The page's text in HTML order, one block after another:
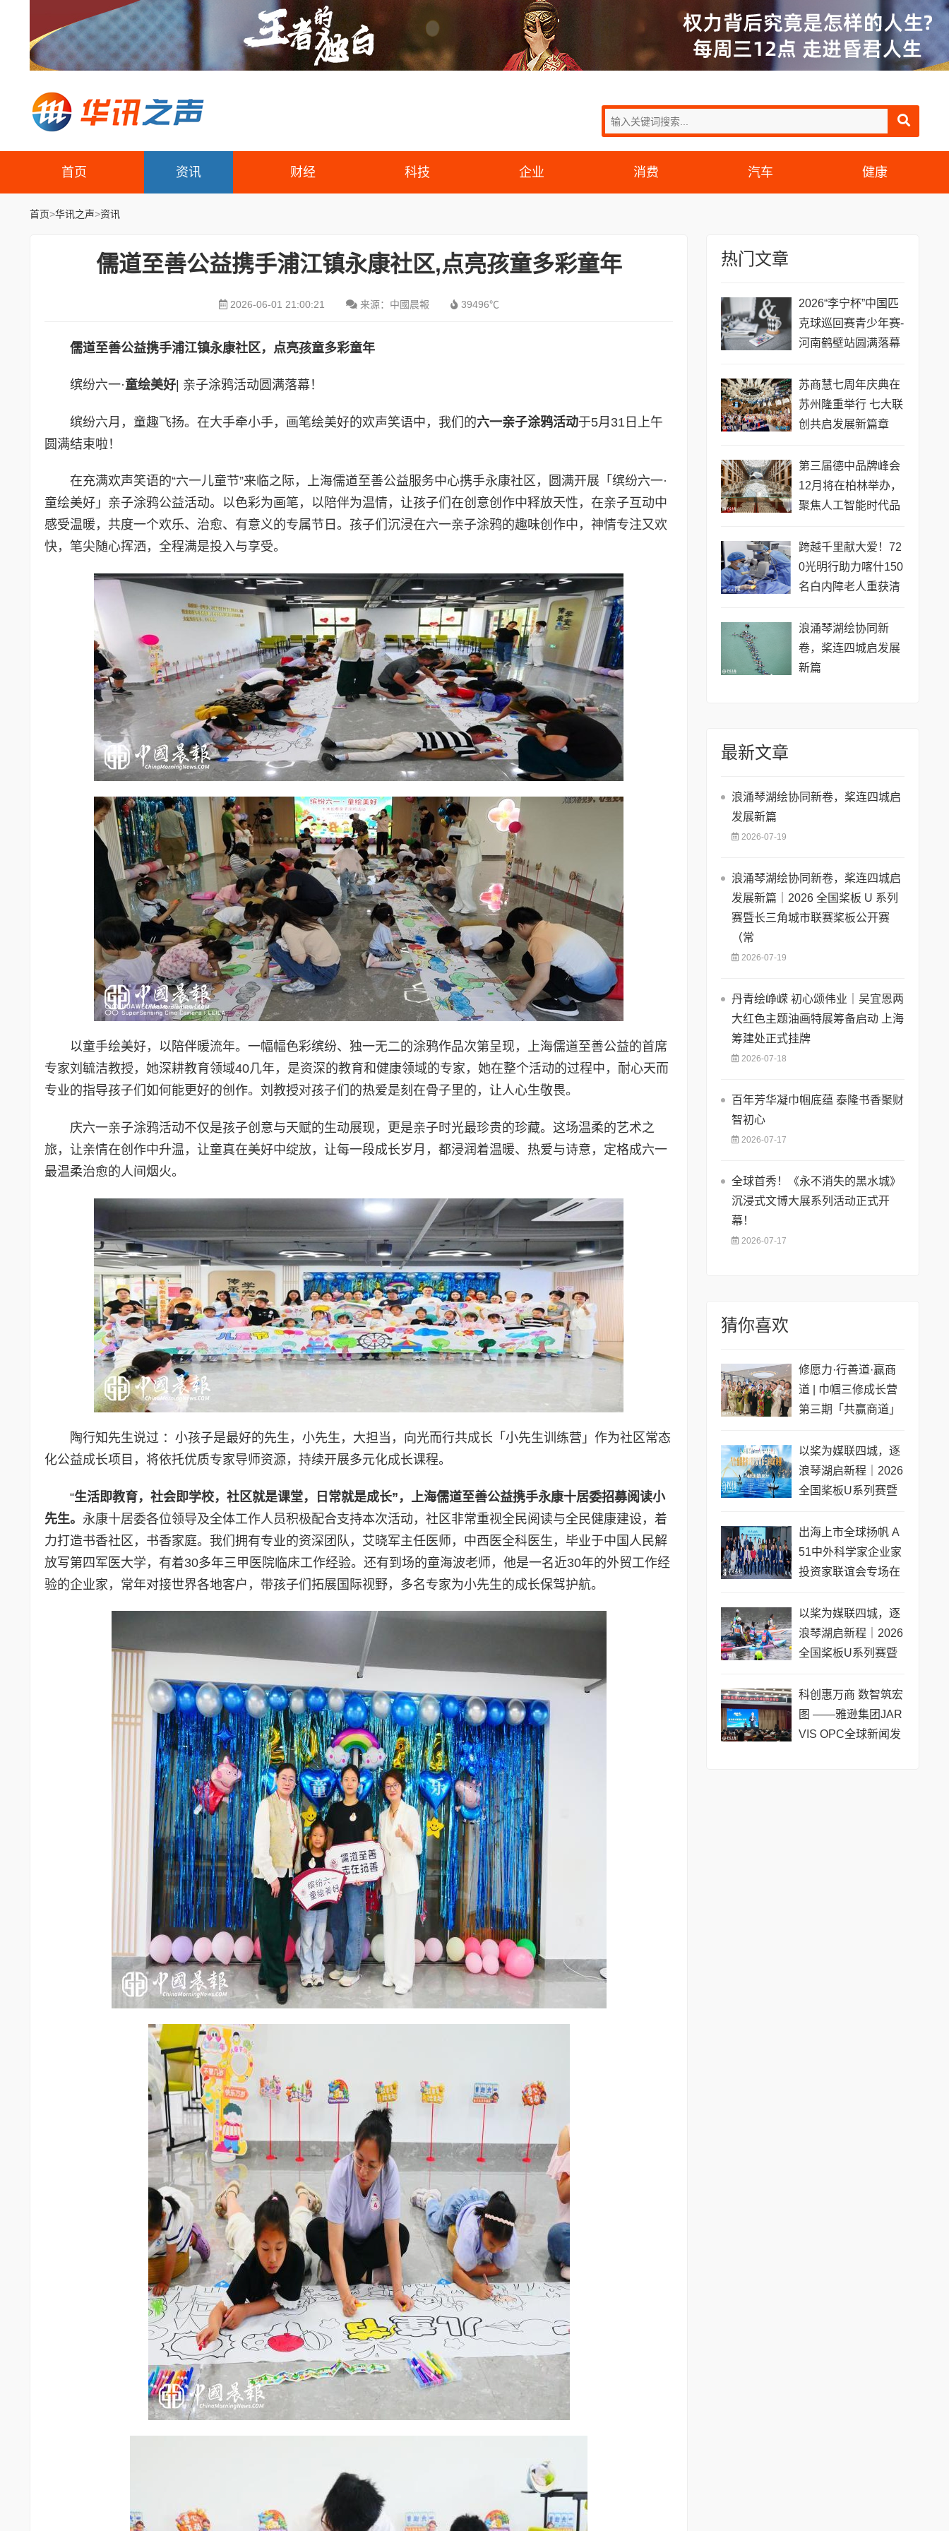
首页 资讯 财经 科技 企业 消费 汽车 健康
首页>华讯之声>资讯
儒道至善公益携手浦江镇永康社区,点亮孩童多彩童年
2026-06-01 21:00:21 来源：中國晨報 39496℃
儒道至善公益携手浦江镇永康社区，点亮孩童多彩童年
缤纷六一·童绘美好 | 亲子涂鸦活动圆满落幕！
缤纷六月，童趣飞扬。在大手牵小手，画笔绘美好的欢声笑语中，我们的六一亲子涂鸦活动于5月31日上午
圆满结束啦！
在充满欢声笑语的“六一儿童节”来临之际，上海儒道至善公益服务中心携手永康社区，圆满开展「缤纷六一·
童绘美好」亲子涂鸦公益活动。以色彩为画笔，以陪伴为温情，让孩子们在创意创作中释放天性，在亲子互动中
感受温暖，共度一个欢乐、治愈、有意义的专属节日。孩子们沉浸在六一亲子涂鸦的趣味创作中，神情专注又欢
快，笔尖随心挥洒，全程满是投入与享受。
以童手绘美好，以陪伴暖流年。一幅幅色彩缤纷、独一无二的涂鸦作品次第呈现，上海儒道至善公益的首席
专家刘毓洁教授，她深耕教育领域40几年，是资深的教育和健康领域的专家，她在整个活动的过程中，耐心天而
专业的指导孩子们如何能更好的创作。刘教授对孩子们的热爱是刻在骨子里的，让人心生敬畏。
庆六一亲子涂鸦活动不仅是孩子创意与天赋的生动展现，更是亲子时光最珍贵的珍藏。这场温柔的艺术之
旅，让亲情在创作中升温，让童真在美好中绽放，让每一段成长岁月，都浸润着温暖、热爱与诗意，定格成六一
最温柔治愈的人间烟火。
陶行知先生说过 ：小孩子是最好的先生，小先生，大担当，向光而行共成长「小先生训练营」作为社区常态
化公益成长项目，将依托优质专家导师资源，持续开展多元化成长课程。
“生活即教育，社会即学校，社区就是课堂，日常就是成长”，
上海儒道至善公益携手永康十居委招募阅读小
先生。 永康十居委各位领导及全体工作人员积极配合支持本次活动，社区非常重视全民阅读与全民健康建设，着
力打造书香社区，书香家庭。我们拥有专业的资深团队，艾晓军主任医师，中西医全科医生，毕业于中国人民解
放写第四军医大学，有着30多年三甲医院临床工作经验。还有到场的童海波老师，他是一名近30年的外贸工作经
验的企业家，常年对接世界各地客户，带孩子们拓展国际视野，多名专家为小先生的成长保驾护航。
热门文章
2026“李宁杯”中国匹
克球巡回赛青少年赛-
河南鹤壁站圆满落幕
苏商慧七周年庆典在
苏州隆重举行 七大联
创共启发展新篇章
第三届德中品牌峰会
12月将在柏林举办，
聚焦人工智能时代品
跨越千里献大爱！72
0光明行助力喀什150
名白内障老人重获清
浪涌琴湖绘协同新
卷，桨连四城启发展
新篇
最新文章
浪涌琴湖绘协同新卷，桨连四城启
发展新篇
2026-07-19
浪涌琴湖绘协同新卷，桨连四城启
发展新篇｜2026 全国桨板 U 系列
赛暨长三角城市联赛桨板公开赛
（常
2026-07-19
丹青绘峥嵘 初心颂伟业｜吴宜恩两
大红色主题油画特展筹备启动 上海
筹建处正式挂牌
2026-07-18
百年芳华凝巾帼底蕴 泰隆书香聚财
智初心
2026-07-17
全球首秀！《永不消失的黑水城》
沉浸式文博大展系列活动正式开
幕！
2026-07-17
猜你喜欢
修愿力·行善道·赢商
道 | 巾帼三修成长营
第三期「共赢商道」
以桨为媒联四城，逐
浪琴湖启新程｜2026
全国桨板U系列赛暨
公开赛（常熟站）即
将开赛
出海上市全球扬帆 A
51中外科学家企业家
投资家联谊会专场在
业境外上市多元服务
以桨为媒联四城，逐
浪琴湖启新程｜2026
全国桨板U系列赛暨
公开赛（常熟站）即
将热力
科创惠万商 数智筑宏
图 ——雅逊集团JAR
VIS OPC全球新闻发